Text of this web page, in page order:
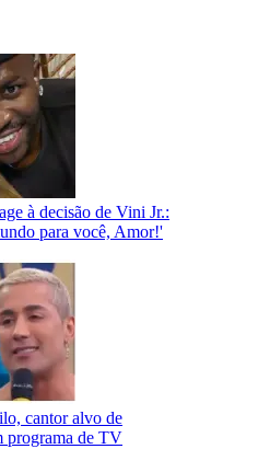
à decisão de Vini Jr.:
para você, Amor!'
cantor alvo de
programa de TV